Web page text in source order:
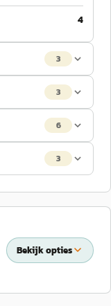
4
3
3
6
3
Bekijk opties